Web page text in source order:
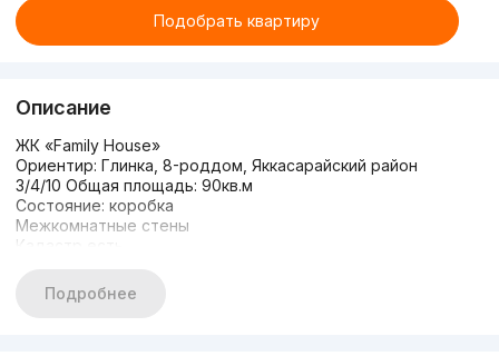
Подобрать квартиру
Описание
ЖК «Family House»
Ориентир: Глинка, 8-роддом, Яккасарайский район
3/4/10 Общая площадь: 90кв.м
Состояние: коробка
Межкомнатные стены
Кадастр есть
Подробнее: +998959081333
Подробнее